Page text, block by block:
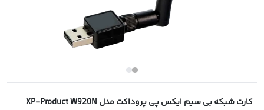
کارت شبکه بی سیم ایکس پی پروداکت مدل XP-Product W920N